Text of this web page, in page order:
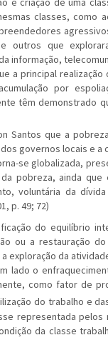
classes, como
outros que
informação,
a principal
por
têm demonstrado
Santos que a
governos locais e
se globalizada,
pobreza, ainda
voluntária da
p. 49; 72)
do equilíbrio
ou a restauração
exploração da
lado o
como fator de
do trabalho e
representada
da classe